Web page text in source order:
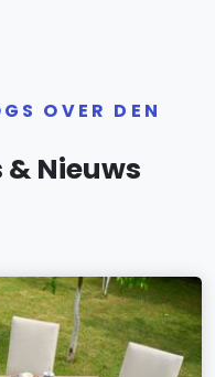
OVER DEN
Nieuws